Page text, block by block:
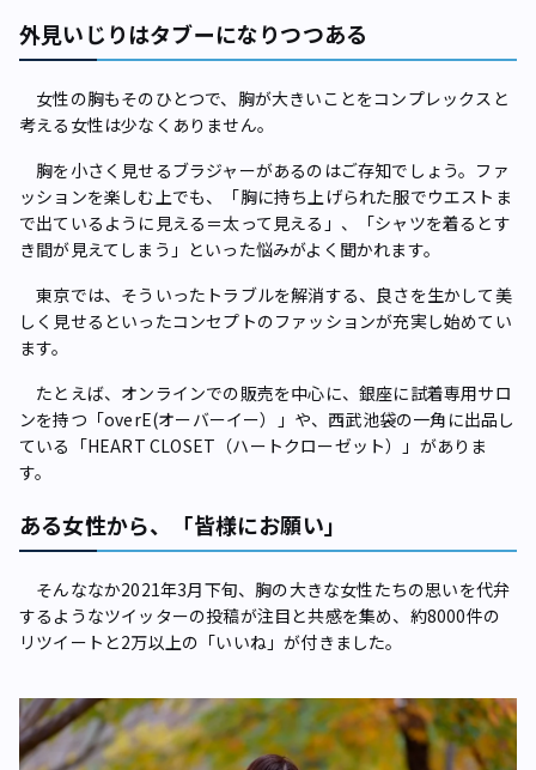
外見いじりはタブーになりつつある
女性の胸もそのひとつで、胸が大きいことをコンプレックスと
考える女性は少なくありません。
胸を小さく見せるブラジャーがあるのはご存知でしょう。ファ
ッションを楽しむ上でも、「胸に持ち上げられた服でウエストま
で出ているように見える＝太って見える」、「シャツを着るとす
き間が見えてしまう」といった悩みがよく聞かれます。
東京では、そういったトラブルを解消する、良さを生かして美
しく見せるといったコンセプトのファッションが充実し始めてい
ます。
たとえば、オンラインでの販売を中心に、銀座に試着専用サロ
ンを持つ「overE(オーバーイー）」や、西武池袋の一角に出品し
ている「HEART CLOSET（ハートクローゼット）」がありま
す。
ある女性から、「皆様にお願い」
そんななか2021年3月下旬、胸の大きな女性たちの思いを代弁
するようなツイッターの投稿が注目と共感を集め、約8000件の
リツイートと2万以上の「いいね」が付きました。